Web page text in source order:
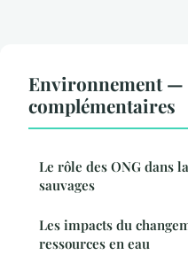
Environnement —
complémentaires
Le rôle des ONG dans
sauvages
Les impacts du
ressources en eau